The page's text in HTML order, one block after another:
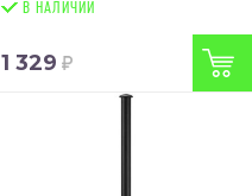
В НАЛИЧИИ
1 329